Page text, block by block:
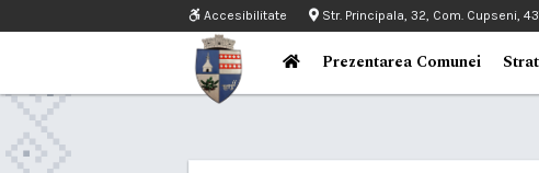
Accesibilitate Str. Principala, 32, Com. Cupseni,
Prezentarea Comunei